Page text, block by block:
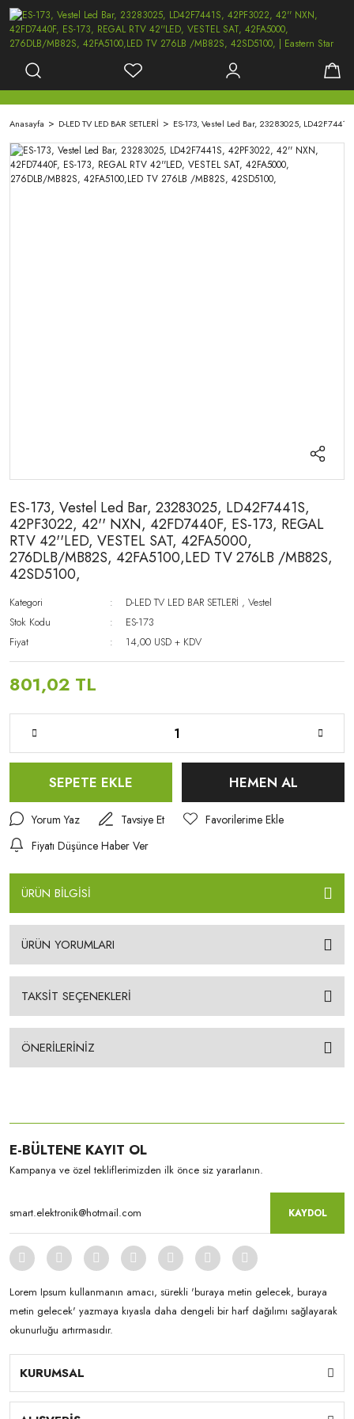
Anasayfa D-LED TV LED BAR SETLERİ ES-173, Vestel Led Bar, 23283025,
ES-173, Vestel Led Bar, 23283025, LD42F7441S,
42PF3022, 42'' NXN, 42FD7440F, ES-173, REGAL
RTV 42''LED, VESTEL SAT, 42FA5000,
276DLB/MB82S, 42FA5100,LED TV 276LB /MB82S,
42SD5100,
Kategori D-LED TV LED BAR SETLERİ ,Vestel
Stok Kodu
ES-173
Fiyat
14,00 USD + KDV
801,02 TL
SEPETE EKLE HEMEN AL
Yorum Yaz
Tavsiye Et
Fiyatı Düşünce Haber Ver
ÜRÜN BİLGİSİ
ÜRÜN YORUMLARI
TAKSİT SEÇENEKLERİ
ÖNERİLERİNİZ
E-BÜLTENE KAYIT OL
Kampanya ve özel tekliflerimizden ilk önce siz yararlanın.
KAYDOL
Lorem Ipsum kullanmanın amacı, sürekli 'buraya metin gelecek, buraya
metin gelecek' yazmaya kıyasla daha dengeli bir harf dağılımı sağlayarak
okunurluğu artırmasıdır.
KURUMSAL